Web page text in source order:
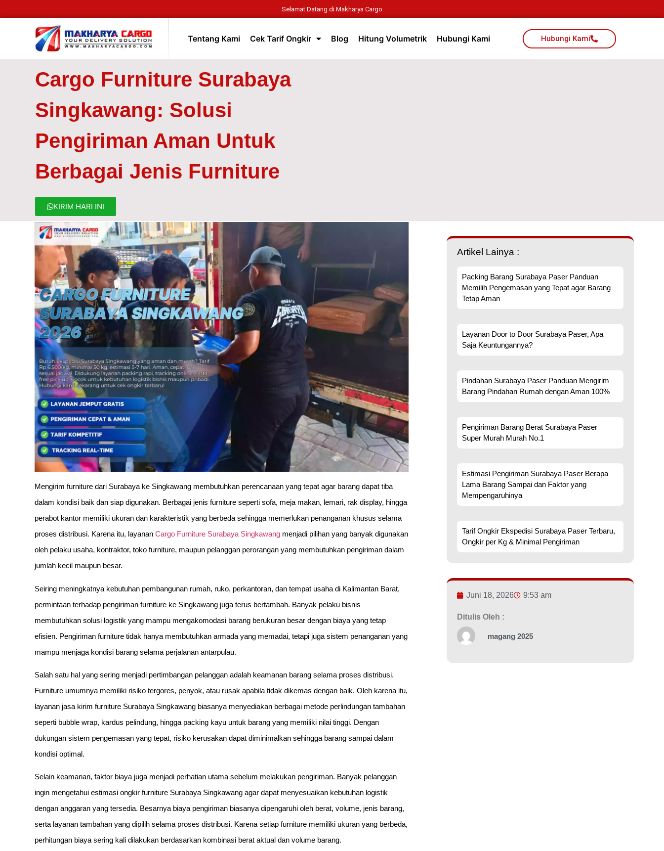
Selamat Datang di Makharya Cargo
Tentang Kami Cek Tarif Ongkir Blog Hitung Volumetrik Hubungi Kami Hubungi Kami
Cargo Furniture Surabaya
Singkawang: Solusi
Pengiriman Aman Untuk
Berbagai Jenis Furniture
KIRIM HARI INI
Mengirim furniture dari Surabaya ke Singkawang membutuhkan perencanaan yang tepat agar barang dapat tiba
dalam kondisi baik dan siap digunakan. Berbagai jenis furniture seperti sofa, meja makan, lemari, rak display, hingga
perabot kantor memiliki ukuran dan karakteristik yang berbeda sehingga memerlukan penanganan khusus selama
proses distribusi. Karena itu, layanan Cargo Furniture Surabaya Singkawang menjadi pilihan yang banyak digunakan
oleh pelaku usaha, kontraktor, toko furniture, maupun pelanggan perorangan yang membutuhkan pengiriman dalam
jumlah kecil maupun besar.
Seiring meningkatnya kebutuhan pembangunan rumah, ruko, perkantoran, dan tempat usaha di Kalimantan Barat,
permintaan terhadap pengiriman furniture ke Singkawang juga terus bertambah. Banyak pelaku bisnis
membutuhkan solusi logistik yang mampu mengakomodasi barang berukuran besar dengan biaya yang tetap
efisien. Pengiriman furniture tidak hanya membutuhkan armada yang memadai, tetapi juga sistem penanganan yang
mampu menjaga kondisi barang selama perjalanan antarpulau.
Salah satu hal yang sering menjadi pertimbangan pelanggan adalah keamanan barang selama proses distribusi.
Furniture umumnya memiliki risiko tergores, penyok, atau rusak apabila tidak dikemas dengan baik. Oleh karena itu,
layanan jasa kirim furniture Surabaya Singkawang biasanya menyediakan berbagai metode perlindungan tambahan
seperti bubble wrap, kardus pelindung, hingga packing kayu untuk barang yang memiliki nilai tinggi. Dengan
dukungan sistem pengemasan yang tepat, risiko kerusakan dapat diminimalkan sehingga barang sampai dalam
kondisi optimal.
Selain keamanan, faktor biaya juga menjadi perhatian utama sebelum melakukan pengiriman. Banyak pelanggan
ingin mengetahui estimasi ongkir furniture Surabaya Singkawang agar dapat menyesuaikan kebutuhan logistik
dengan anggaran yang tersedia. Besarnya biaya pengiriman biasanya dipengaruhi oleh berat, volume, jenis barang,
serta layanan tambahan yang dipilih selama proses distribusi. Karena setiap furniture memiliki ukuran yang berbeda,
perhitungan biaya sering kali dilakukan berdasarkan kombinasi berat aktual dan volume barang.
Artikel Lainya :
Packing Barang Surabaya Paser Panduan
Memilih Pengemasan yang Tepat agar Barang
Tetap Aman
Layanan Door to Door Surabaya Paser, Apa
Saja Keuntungannya?
Pindahan Surabaya Paser Panduan Mengirim
Barang Pindahan Rumah dengan Aman 100%
Pengiriman Barang Berat Surabaya Paser
Super Murah Murah No.1
Estimasi Pengiriman Surabaya Paser Berapa
Lama Barang Sampai dan Faktor yang
Mempengaruhinya
Tarif Ongkir Ekspedisi Surabaya Paser Terbaru,
Ongkir per Kg & Minimal Pengiriman
Juni 18, 2026 9:53 am
Ditulis Oleh :
magang 2025